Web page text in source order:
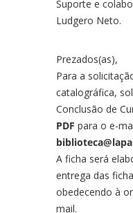
Suporte e
Ludgero Neto.
Prezados(as),
Para a
catalográfica,
Conclusão de
PDF para o e-
A ficha será
entrega das
obedecendo à
mail.